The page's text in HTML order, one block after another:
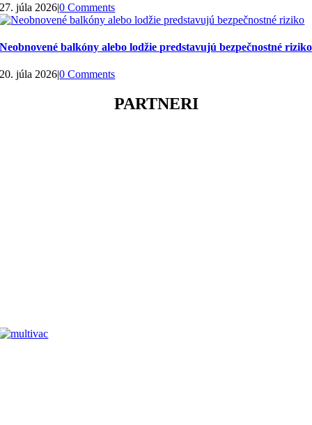
27. júla 2026|0 Comments
Neobnovené balkóny alebo lodžie predstavujú bezpečnostné riziko
20. júla 2026|0 Comments
PARTNERI